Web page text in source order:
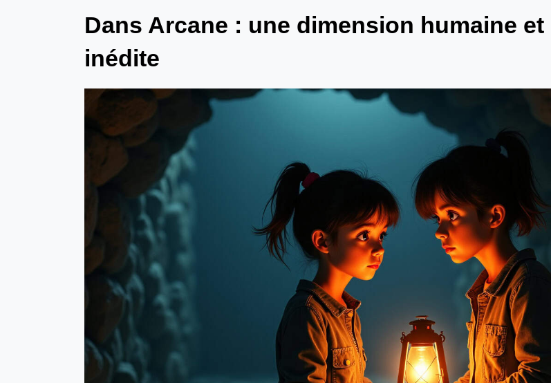
Dans Arcane : une dimension humaine
inédite